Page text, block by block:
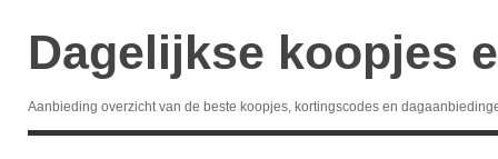
Dagelijkse koopjes
Aanbieding overzicht van de beste koopjes, kortingscodes en